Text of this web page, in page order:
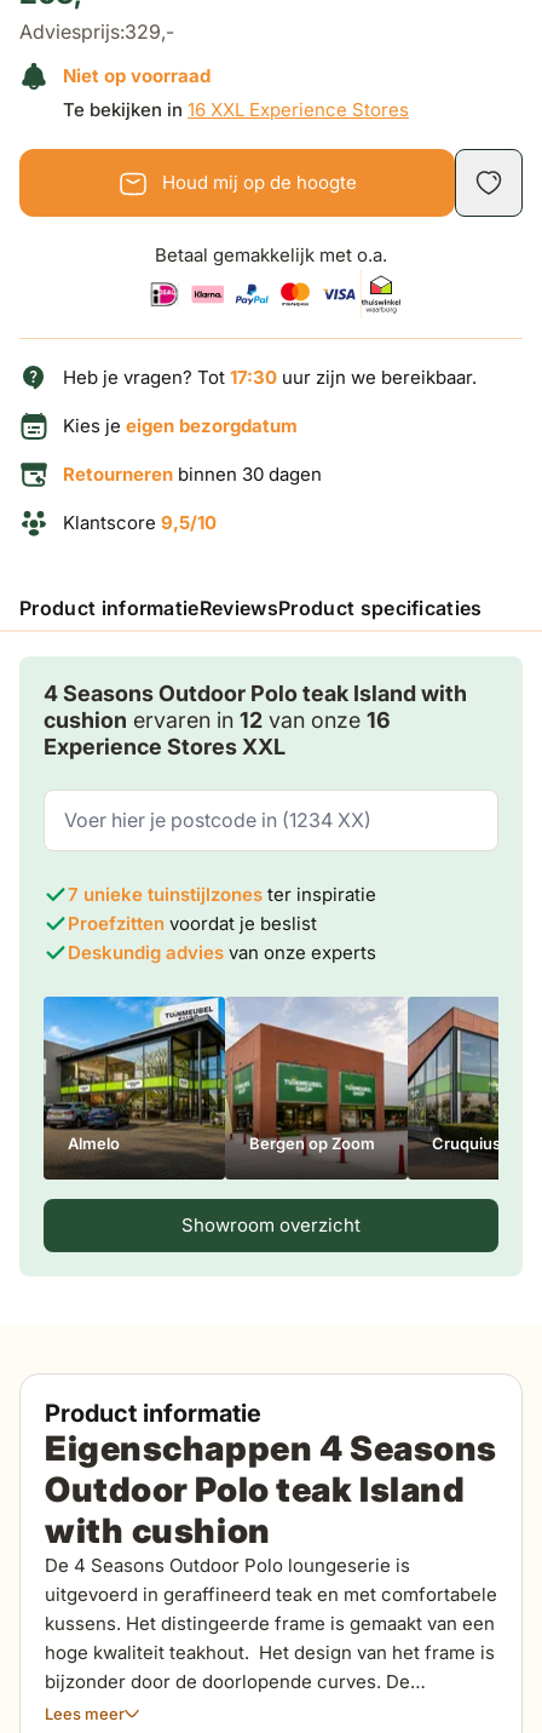
Adviesprijs:329,-
Niet op voorraad
Te bekijken in 16 XXL Experience Stores
Houd mij op de hoogte
Betaal gemakkelijk met o.a.
Heb je vragen? Tot 17:30 uur zijn we bereikbaar.
Kies je eigen bezorgdatum
Retourneren binnen 30 dagen
Klantscore 9,5/10
Product informatieReviewsProduct specificaties
4 Seasons Outdoor Polo teak Island with
cushion ervaren in 12 van onze 16
Experience Stores XXL
7 unieke tuinstijlzones ter inspiratie
Proefzitten voordat je beslist
Deskundig advies van onze experts
Almelo Bergen op Zoom Cruquius
Showroom overzicht
Product informatie
Eigenschappen 4 Seasons
Outdoor Polo teak Island
with cushion
De 4 Seasons Outdoor Polo loungeserie is
uitgevoerd in geraffineerd teak en met comfortabele
kussens. Het distingeerde frame is gemaakt van een
hoge kwaliteit teakhout. Het design van het frame is
bijzonder door de doorlopende curves. De
loungeserie heeft een textileen bespanning onder
Lees meer